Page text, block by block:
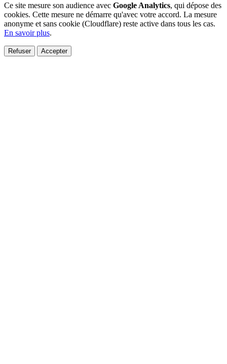
Ce site mesure son audience avec Google Analytics, qui dépose des
cookies. Cette mesure ne démarre qu'avec votre accord. La mesure
anonyme et sans cookie (Cloudflare) reste active dans tous les cas.
En savoir plus.
Refuser Accepter